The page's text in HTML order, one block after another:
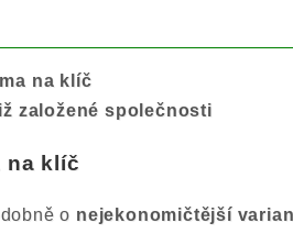
na klíč
založené společnosti
na klíč
o nejekonomičtější